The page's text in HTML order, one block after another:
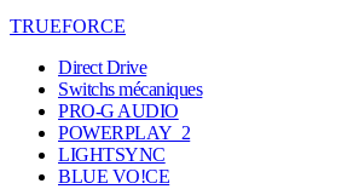
TRUEFORCE
Direct Drive
Switchs mécaniques
PRO-G AUDIO
POWERPLAY 2
LIGHTSYNC
BLUE VO!CE